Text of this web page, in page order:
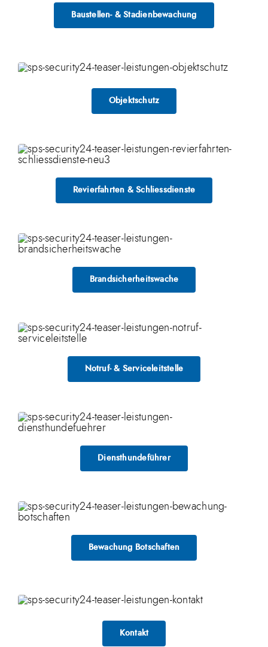
Baustellen- & Stadienbewachung
Objektschutz
Revierfahrten & Schliessdienste
Brandsicherheitswache
Notruf- & Serviceleitstelle
Diensthundeführer
Bewachung Botschaften
Kontakt